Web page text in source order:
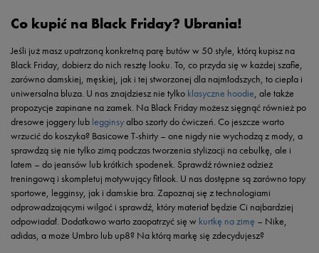
Co kupić na Black Friday? Ubrania!
Jeśli już masz upatrzoną konkretną parę butów w 50 style, którą kupisz na
Black Friday, dobierz do nich resztę looku. To, co przyda się w każdej szafie,
zarówno damskiej, męskiej, jak i tej stworzonej dla najmłodszych, to ciepła i
uniwersalna bluza. U nas znajdziesz nie tylko klasyczne hoodie, ale także
propozycje zapinane na zamek. Na Black Friday możesz sięgnąć również po
dresowe joggery lub legginsyalbo szorty do ćwiczeń. Co jeszcze warto
wrzucić do koszyka? Basicowe T-shirty – one nigdy nie wychodzą z mody, a
sprawdzą się nie tylko zimą podczas tworzenia stylizacji na cebulkę, ale i
latem – do jeansów lub krótkich spodenek. Sprawdź również odzież
treningową i skompletuj motywujący fitlook. U nas dostępne są zarówno topy
sportowe, legginsy, jak i damskie bra. Zapoznaj się z technologiami
odprowadzającymi wilgoć i sprawdź, który materiał będzie Ci najbardziej
odpowiadał. Dodatkowo warto zaopatrzyć się w kurtkę na zimę – Nike,
adidas, a może Umbro lub up8? Na którą markę się zdecydujesz?